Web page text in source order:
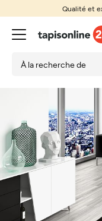
Qualité et